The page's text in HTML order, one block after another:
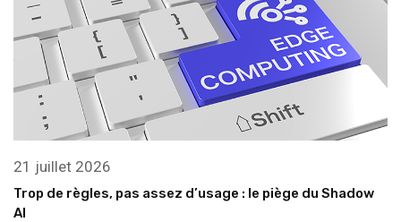
21 juillet 2026
Trop de règles, pas assez d’usage : le piège du Shadow
AI